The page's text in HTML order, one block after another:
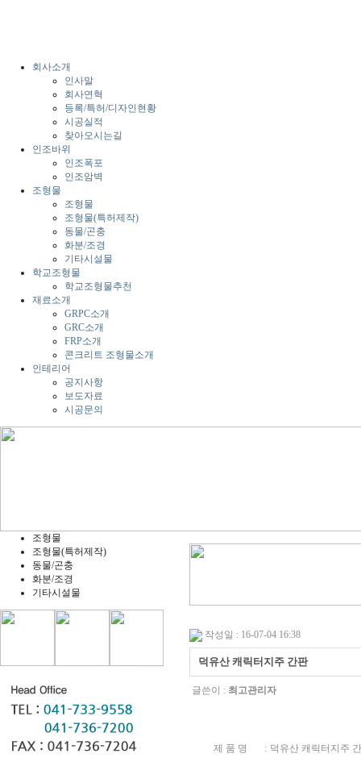
회사소개
인사말
회사연혁
등록/특허/디자인현황
시공실적
찾아오시는길
인조바위
인조폭포
인조암벽
조형물
조형물
조형물(특허제작)
동물/곤충
화분/조경
기타시설물
학교조형물
학교조형물추천
재료소개
GRPC소개
GRC소개
FRP소개
콘크리트 조형물소개
인테리어
공지사항
보도자료
시공문의
조형물
조형물(특허제작)
동물/곤충
화분/조경
기타시설물
작성일 : 16-07-04 16:38
덕유산 캐릭터지주 간판
글쓴이 : 최고관리자
제 품 명 : 덕유산 캐릭터지주